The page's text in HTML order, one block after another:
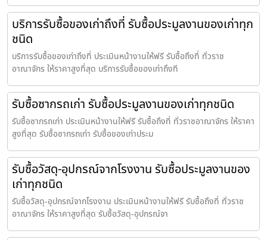
บริการรับซื้อของเก่าถึงที่ รับซื้อประมูลงานของเก่าทุก
ชนิด
บริการรับซื้อของเก่าถึงที่ ประเมินหน้างานให้ฟรี รับซื้อถึงที่ ทั่วราช
อาณาจักร ให้ราคาสูงที่สุด บริการรับซื้อของเก่าถึงที
รับซื้อซากรถเก่า รับซื้อประมูลงานของเก่าทุกชนิด
รับซื้อซากรถเก่า ประเมินหน้างานให้ฟรี รับซื้อถึงที่ ทั่วราชอาณาจักร ให้ราคา
สูงที่สุด รับซื้อซากรถเก่า รับซื้อของเก่าประม
รับซื้อวัสดุ-อุปกรณ์จากโรงงาน รับซื้อประมูลงานของ
เก่าทุกชนิด
รับซื้อวัสดุ-อุปกรณ์จากโรงงาน ประเมินหน้างานให้ฟรี รับซื้อถึงที่ ทั่วราช
อาณาจักร ให้ราคาสูงที่สุด รับซื้อวัสดุ-อุปกรณ์จา